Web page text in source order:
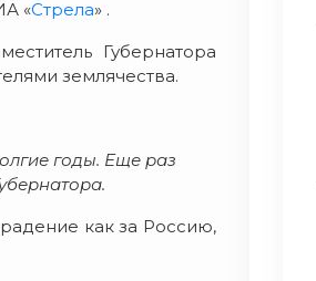
«Стрела» .
Губернатора
землячества.
годы. Еще раз
как за Россию,